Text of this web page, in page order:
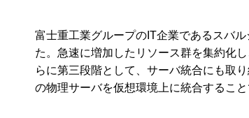
富士重工業グループのIT企業であるスバ
た。急速に増加したリソース群を集約化
らに第三段階として、サーバ統合にも取
の物理サーバを仮想環境上に統合するこ